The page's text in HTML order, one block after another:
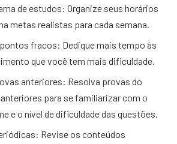
de estudos: Organize seus horários
metas realistas para cada semana.
fracos: Dedique mais tempo às
que você tem mais dificuldade.
anteriores: Resolva provas do
para se familiarizar com o
e o nível de dificuldade das questões.
Revise os conteúdos